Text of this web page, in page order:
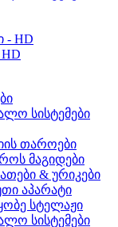
თაროები
მაგიდები
& ურიკები
აპარატი
სტელაჟი